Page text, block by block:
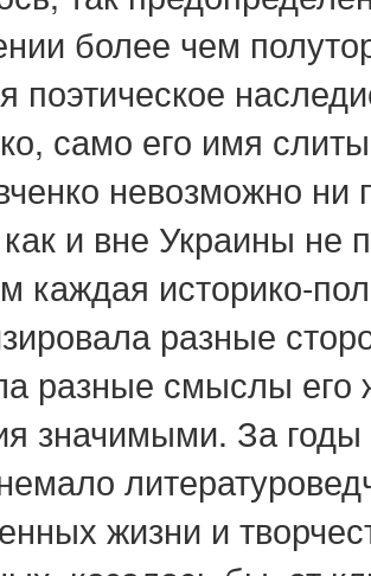
более чем
поэтическое
само его имя
невозможно ни
и вне Украины не
каждая историко-
разные
разные смыслы его
значимыми. За
жизни и